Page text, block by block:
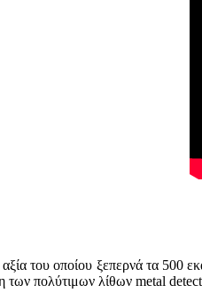
του οποίου ξεπερνά τα 500
των πολύτιμων λίθων metal